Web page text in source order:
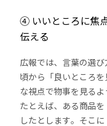
④ いいところに焦
伝える
広報では、言葉の選
頃から「良いところ
な視点で物事を見るよ
たとえば、ある商品
したとします。そこ